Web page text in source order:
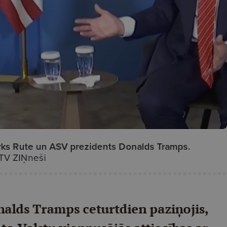
Rute un ASV prezidents Donalds Tramps.
ZIŅneši
Tramps ceturtdien paziņojis,